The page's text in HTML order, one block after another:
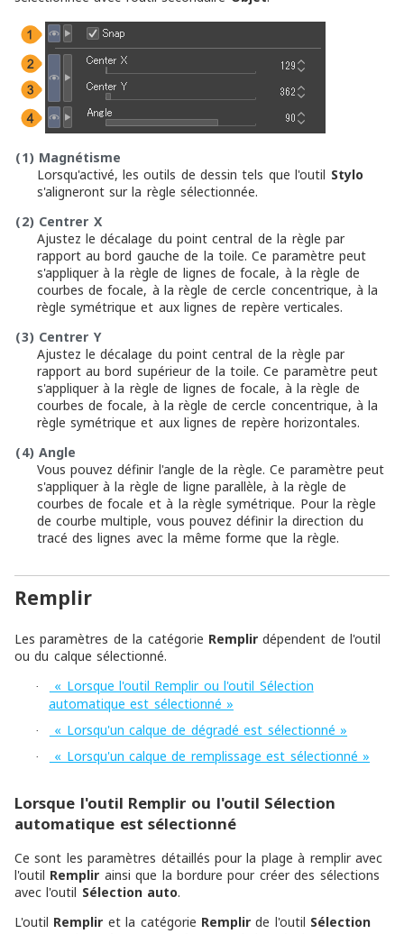
(1) Magnétisme
Lorsqu'activé, les outils de dessin tels que l'outil Stylo
s'aligneront sur la règle sélectionnée.
(2) Centrer X
Ajustez le décalage du point central de la règle par
rapport au bord gauche de la toile. Ce paramètre peut
s'appliquer à la règle de lignes de focale, à la règle de
courbes de focale, à la règle de cercle concentrique, à la
règle symétrique et aux lignes de repère verticales.
(3) Centrer Y
Ajustez le décalage du point central de la règle par
rapport au bord supérieur de la toile. Ce paramètre peut
s'appliquer à la règle de lignes de focale, à la règle de
courbes de focale, à la règle de cercle concentrique, à la
règle symétrique et aux lignes de repère horizontales.
(4) Angle
Vous pouvez définir l'angle de la règle. Ce paramètre peut
s'appliquer à la règle de ligne parallèle, à la règle de
courbes de focale et à la règle symétrique. Pour la règle
de courbe multiple, vous pouvez définir la direction du
tracé des lignes avec la même forme que la règle.
Remplir
Les paramètres de la catégorie Remplir dépendent de l'outil
ou du calque sélectionné.
·
« Lorsque l'outil Remplir ou l'outil Sélection
automatique est sélectionné »
· « Lorsqu'un calque de dégradé est sélectionné »
· « Lorsqu'un calque de remplissage est sélectionné »
Lorsque l'outil Remplir ou l'outil Sélection
automatique est sélectionné
Ce sont les paramètres détaillés pour la plage à remplir avec
l'outil Remplir ainsi que la bordure pour créer des sélections
avec l'outil Sélection auto.
L'outil Remplir et la catégorie Remplir de l'outil Sélection